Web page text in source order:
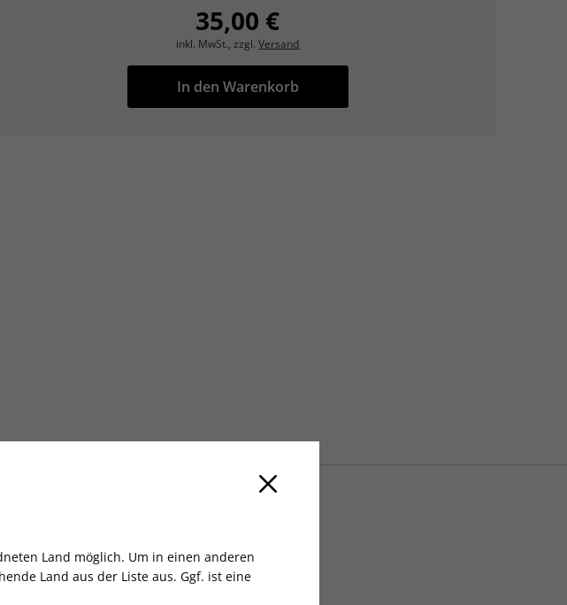
35,00 €
inkl. MwSt., zzgl.Versand
In den Warenkorb
Sweatshirt Gr. S
2180382
Land möglich. Um in einen anderen
Land aus der Liste aus. Ggf. ist eine